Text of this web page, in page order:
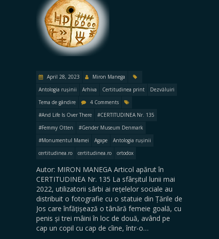
April 28, 2023
Miron Manega
Antologia rușinii
Arhiva Certitudinea print
Dezvăluiri
Tema de gândire
4 Comments
#And Life Is Over There
#CERTITUDINEA Nr. 135
#Femmy Otten
#Gender Museum Denmark
#Monumentul Mamei
Agape
Antologia rușinii
certitudinea.ro
certitudinea.ro ortodox
Autor: MIRON MANEGA Articol apărut în
CERTITUDINEA Nr. 135 La sfârșitul lunii mai
2022, utilizatorii sârbi ai rețelelor sociale au
distribuit o fotografie cu o statuie din Țările de
Jos care înfățișează o tânără femeie goală, cu
penis și trei mâini în loc de două, având pe
cap un copil cu cap de cîine, într-o…